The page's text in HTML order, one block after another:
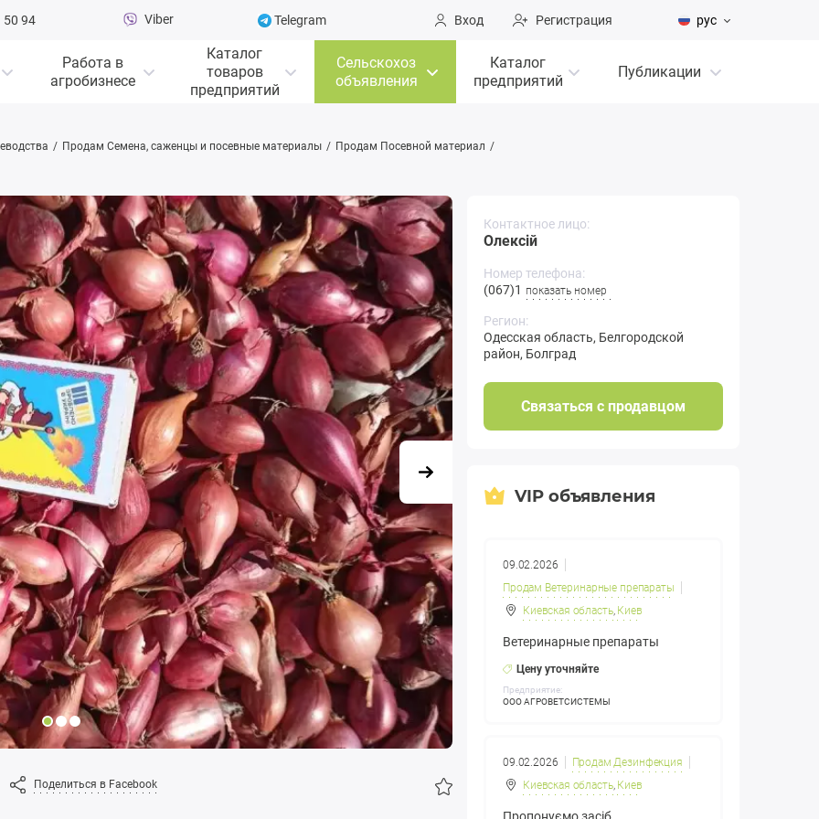
94 Viber Telegram Вход Регистрация рус
Работа в
агробизнесе
Каталог
товаров
предприятий
Сельскохоз
объявления
Каталог
предприятий
Публикации
Продам Семена, саженцы и посевные материалы Продам Посевной материал
Поделиться в Facebook
Контактное лицо:
Олексій
Номер телефона:
(067)16**-**показать номер
Регион:
Одесская область, Белгородской
район, Болград
Связаться с продавцом
VIP объявления
09.02.2026
Продам Ветеринарные препараты
Киевская область, Киев
Ветеринарные препараты
Цену уточняйте
Предприятие:
ООО АГРОВЕТСИСТЕМЫ
09.02.2026
Продам Дезинфекция
Киевская область, Киев